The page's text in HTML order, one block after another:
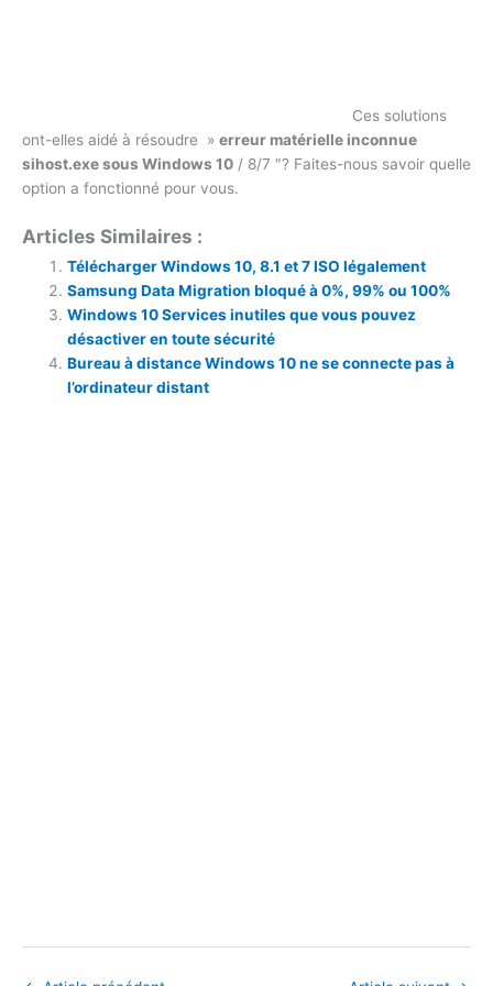
Ces solutions
ont-elles aidé à résoudre » erreur matérielle inconnue
sihost.exe sous Windows 10 / 8/7 ″? Faites-nous savoir quelle
option a fonctionné pour vous.
Articles Similaires :
Télécharger Windows 10, 8.1 et 7 ISO légalement
Samsung Data Migration bloqué à 0%, 99% ou 100%
Windows 10 Services inutiles que vous pouvez
désactiver en toute sécurité
Bureau à distance Windows 10 ne se connecte pas à
l’ordinateur distant